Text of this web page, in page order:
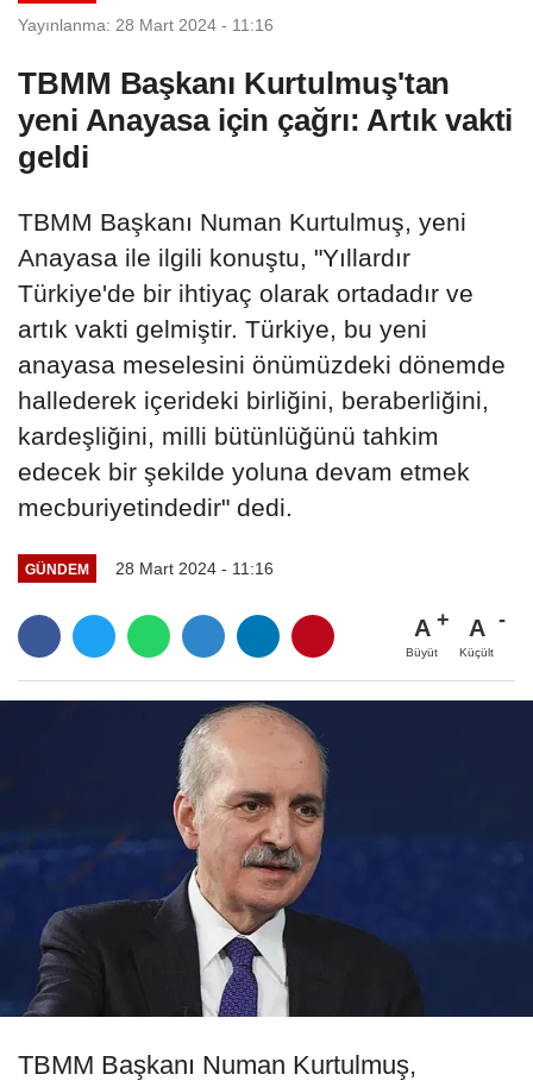
Yayınlanma: 28 Mart 2024 - 11:16
TBMM Başkanı Kurtulmuş'tan
yeni Anayasa için çağrı: Artık vakti
geldi
TBMM Başkanı Numan Kurtulmuş, yeni
Anayasa ile ilgili konuştu, "Yıllardır
Türkiye'de bir ihtiyaç olarak ortadadır ve
artık vakti gelmiştir. Türkiye, bu yeni
anayasa meselesini önümüzdeki dönemde
hallederek içerideki birliğini, beraberliğini,
kardeşliğini, milli bütünlüğünü tahkim
edecek bir şekilde yoluna devam etmek
mecburiyetindedir" dedi.
GÜNDEM 28 Mart 2024 - 11:16
A
Büyüt
A
Küçült
TBMM Başkanı Numan Kurtulmuş,